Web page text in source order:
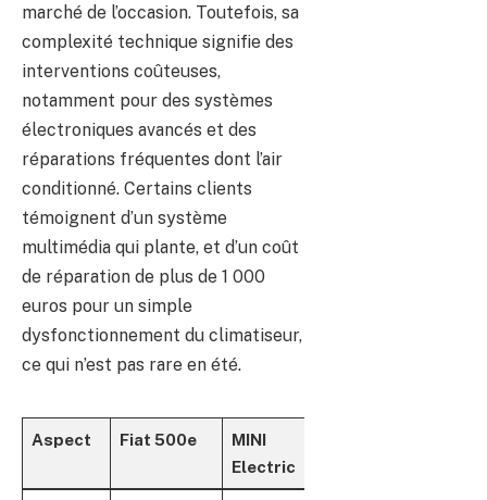
marché de l’occasion. Toutefois, sa
complexité technique signifie des
interventions coûteuses,
notamment pour des systèmes
électroniques avancés et des
réparations fréquentes dont l’air
conditionné. Certains clients
témoignent d’un système
multimédia qui plante, et d’un coût
de réparation de plus de 1 000
euros pour un simple
dysfonctionnement du climatiseur,
ce qui n’est pas rare en été.
Aspect Fiat 500e
MINI
Electric